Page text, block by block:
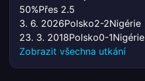
50%Přes 2.5
3. 6. 2026Polsko2-2Nigérie
23. 3. 2018Polsko0-1Nigérie
Zobrazit všechna utkání